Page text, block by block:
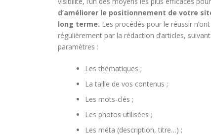
d’améliorer le positionnement de votre
long terme. Les procédés pour le réussir
régulièrement par la rédaction d’articles,
paramètres :
Les thématiques ;
La taille de vos contenus ;
Les mots-clés ;
Les photos utilisées ;
Les méta (description, titre…) ;